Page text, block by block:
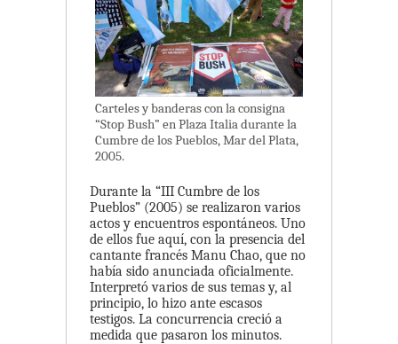
Carteles y banderas con la consigna
“Stop Bush” en Plaza Italia durante la
Cumbre de los Pueblos, Mar del Plata,
2005.
Durante la “III Cumbre de los
Pueblos” (2005) se realizaron varios
actos y encuentros espontáneos. Uno
de ellos fue aquí, con la presencia del
cantante francés Manu Chao, que no
había sido anunciada oficialmente.
Interpretó varios de sus temas y, al
principio, lo hizo ante escasos
testigos. La concurrencia creció a
medida que pasaron los minutos.